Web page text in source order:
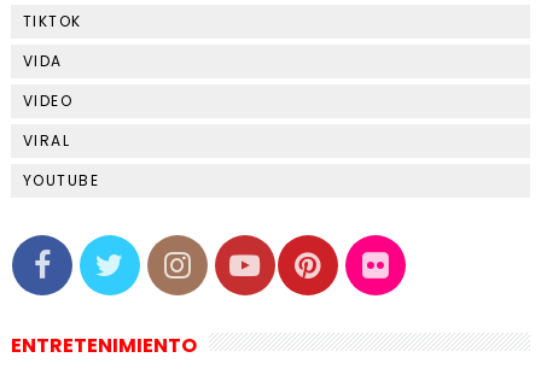
TIKTOK
VIDA
VIDEO
VIRAL
YOUTUBE
ENTRETENIMIENTO